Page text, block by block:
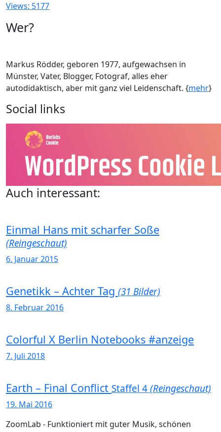
Views: 5177
Wer?
Markus Rödder, geboren 1977, aufgewachsen in
Münster, Vater, Blogger, Fotograf, alles eher
autodidaktisch, aber mit ganz viel Leidenschaft. {mehr}
Social links
Auch interessant:
Einmal Hans mit scharfer Soße
(Reingeschaut)
6. Januar 2015
Genetikk – Achter Tag (31 Bilder)
8. Februar 2016
Colorful X Berlin Notebooks #anzeige
7. Juli 2018
Earth – Final Conflict Staffel 4(Reingeschaut)
19. Mai 2016
ZoomLab - Funktioniert mit guter Musik, schönen